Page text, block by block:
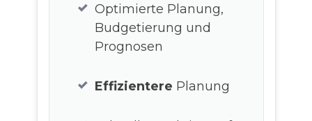
Optimierte Planung,
Budgetierung und
Prognosen
Effizientere Planung